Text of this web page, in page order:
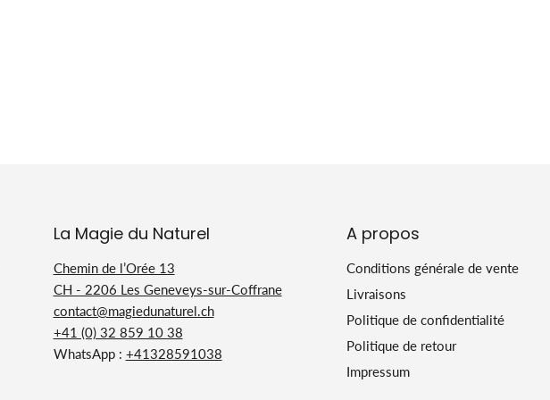
La Magie du Naturel
Chemin de l’Orée 13
CH - 2206 Les Geneveys-sur-Coffrane
contact@magiedunaturel.ch
+41 (0) 32 859 10 38
WhatsApp : +41328591038
A propos
Conditions générale de vente
Livraisons
Politique de confidentialité
Politique de retour
Impressum